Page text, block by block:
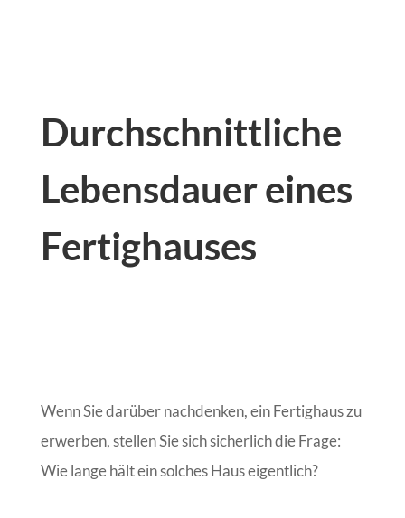
Durchschnittliche
Lebensdauer eines
Fertighauses
Wenn Sie darüber nachdenken, ein Fertighaus zu
erwerben, stellen Sie sich sicherlich die Frage:
Wie lange hält ein solches Haus eigentlich?